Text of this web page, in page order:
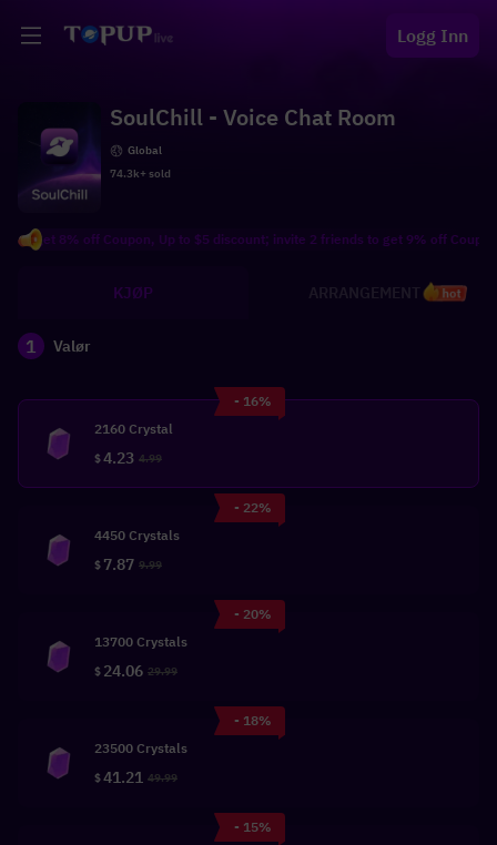
Logg Inn
SoulChill - Voice Chat Room
Global
74.3k+ sold
8% off Coupon, Up to $5 discount; invite 2 friends to get 9% off Coupon,
KJØP hot
1 Valør
- 16%
2160 Crystal
$4.23 4.99
- 22%
4450 Crystals
$ 7.87 9.99
- 20%
13700 Crystals
$ 24.06 29.99
- 18%
23500 Crystals
$41.21 49.99
- 15%